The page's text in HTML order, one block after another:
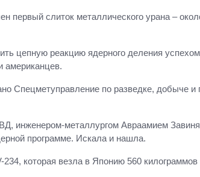
первый слиток металлического урана –
цепную реакцию ядерного деления
американцев.
Спецметуправление по разведке, добыче и
инженером-металлургом Авраамием
программе. Искала и нашла.
которая везла в Японию 560 килограммов